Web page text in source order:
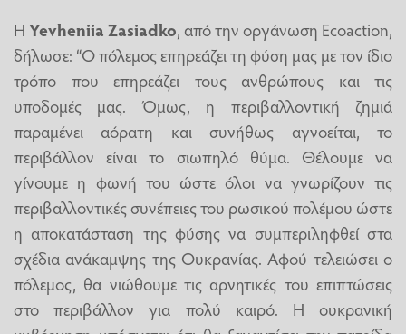
ΗYevheniia Zasiadko, από την οργάνωση Ecoaction,
δήλωσε: “Ο πόλεμος επηρεάζει τη φύση μας με τον ίδιο
τρόπο που επηρεάζει τους ανθρώπους και τις
υποδομές μας. Όμως, η περιβαλλοντική ζημιά
παραμένει αόρατη και συνήθως αγνοείται, το
περιβάλλον είναι το σιωπηλό θύμα. Θέλουμε να
γίνουμε η φωνή του ώστε όλοι να γνωρίζουν τις
περιβαλλοντικές συνέπειες του ρωσικού πολέμου ώστε
η αποκατάσταση της φύσης να συμπεριληφθεί στα
σχέδια ανάκαμψης της Ουκρανίας. Αφού τελειώσει ο
πόλεμος, θα νιώθουμε τις αρνητικές του επιπτώσεις
στο περιβάλλον για πολύ καιρό. Η ουκρανική